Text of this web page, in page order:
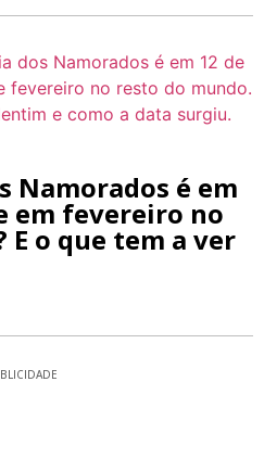
Namorados é em
em fevereiro no
o que tem a ver